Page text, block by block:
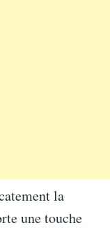
la
une touche